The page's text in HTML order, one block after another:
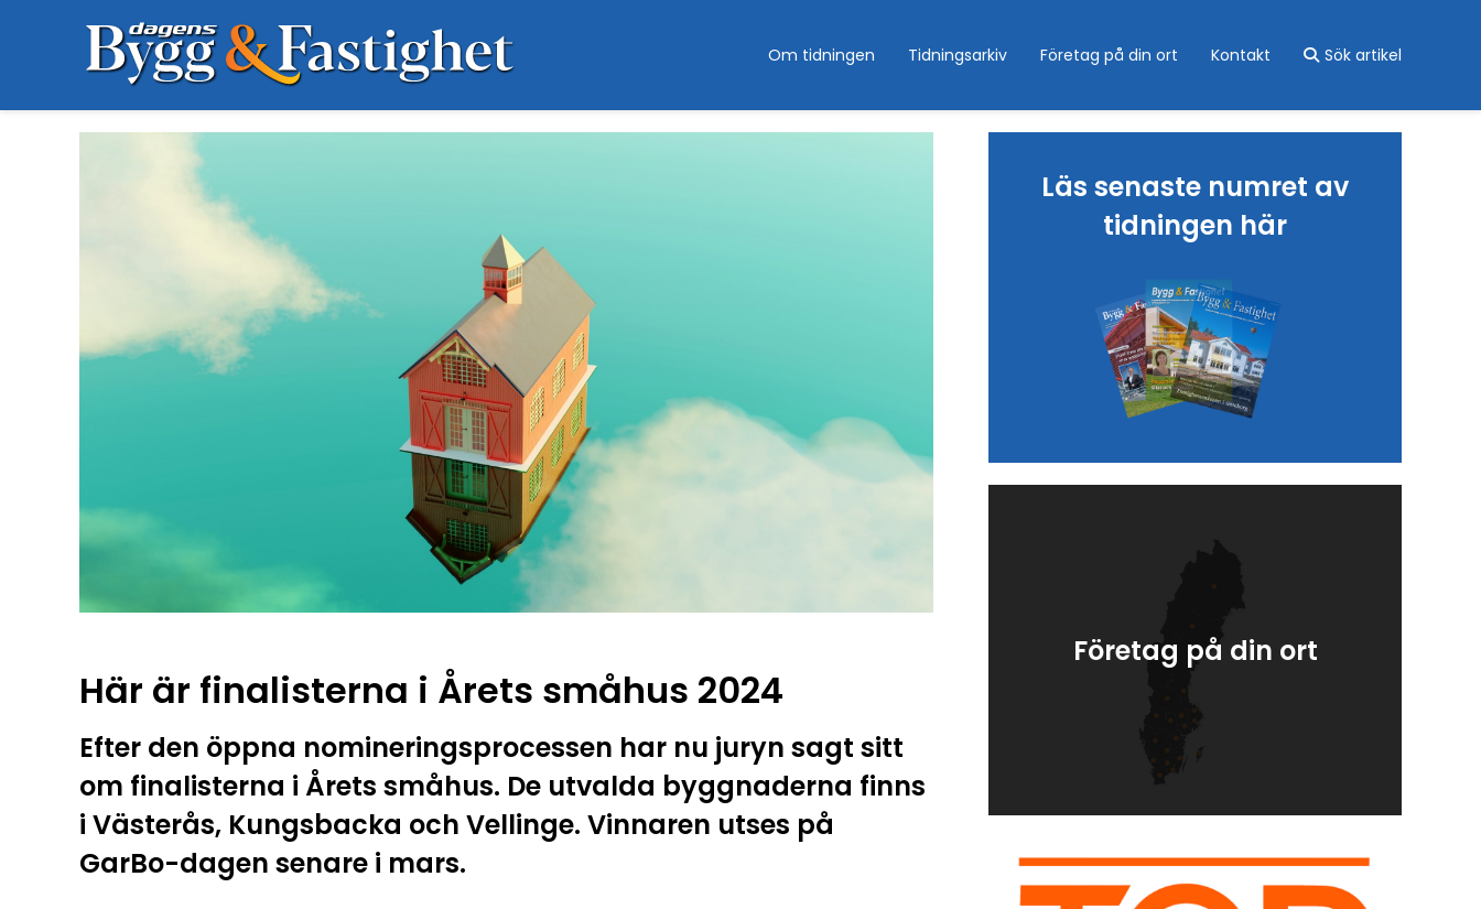
Om tidningen Tidningsarkiv Företag på din ort Kontakt Sök artikel
Här är finalisterna i Årets småhus 2024
Efter den öppna nomineringsprocessen har nu juryn sagt sitt
om finalisterna i Årets småhus. De utvalda byggnaderna finns
i Västerås, Kungsbacka och Vellinge. Vinnaren utses på
GarBo-dagen senare i mars.
Läs senaste numret av
tidningen här
Företag på din ort